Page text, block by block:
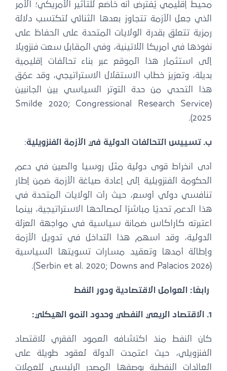
محيط إقليمي يُفترض أنه خاضع للتأثير الأمريكي؛ الأمر
الذي جعل الأزمة تتجاوز بعدها الثنائي لتكتسب دلالة
رمزية تتعلق بقدرة الولايات المتحدة على الحفاظ على
نفوذها في أمريكا اللاتينية، وفي المقابل سعت فنزويلا
إلى استثمار هذا الموقع عبر بناء تحالفات إقليمية
بديلة، وتعزيز خطاب الاستقلال الاستراتيجي، وقد عمّق
هذا التحدي من حدة التوتر السياسي بين الجانبين
(Smilde 2020; Congressional Research Service
2025).
ب. تسييس التحالفات الدولية في الأزمة الفنزويلية:
أدى انخراط قوى دولية مثل روسيا والصين في دعم
الحكومة الفنزويلية إلى إعادة صياغة الأزمة ضمن إطار
تنافسي دولي أوسع، حيث رأت الولايات المتحدة في
هذا الدعم تحديًا مباشرًا لمصالحها الاستراتيجية، بينما
اعتبرته كاراكاس ضمانة سياسية في مواجهة العزلة
الدولية، وقد أسهم هذا التداخل في تدويل الأزمة
وإطالة أمدها وتعقيد مسارات تسويتها السياسية
(Serbin et al. 2020; Downs and Palacios 2026).
رابعًا: العوامل الاقتصادية ودور النفط
1. الاقتصاد الريعي النفطي وحدود النمو الهيكلي:
كان النفط منذ اكتشافه العمود الفقري للاقتصاد
الفنزويلي، حيث اعتمدت الدولة لعقود طويلة على
العائدات النفطية بوصفها المصدر الرئيسي للعملات